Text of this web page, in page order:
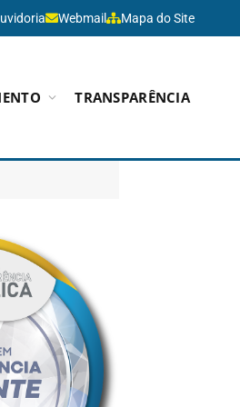
Webmail Mapa do Site
TRANSPARÊNCIA